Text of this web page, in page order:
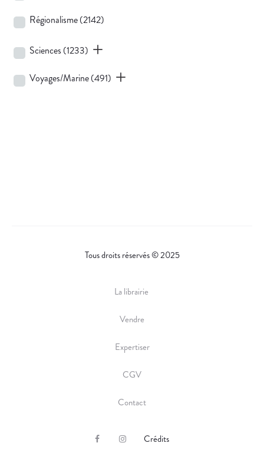
Régionalisme(2142)
Sciences (1233)
Voyages/Marine(491)
Tous droits réservés © 2025
La librairie
Vendre
Expertiser
CGV
Contact
Crédits